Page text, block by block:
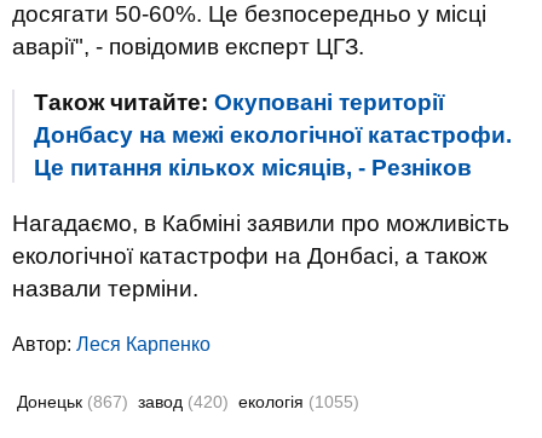
досягати 50-60%. Це безпосередньо у місці
аварії", - повідомив експерт ЦГЗ.
Також читайте: Окуповані території
Донбасу на межі екологічної катастрофи.
Це питання кількох місяців, - Резніков
Нагадаємо, в Кабміні заявили про можливість
екологічної катастрофи на Донбасі, а також
назвали терміни.
Автор: Леся Карпенко
Донецьк (867) завод (420) екологія (1055)